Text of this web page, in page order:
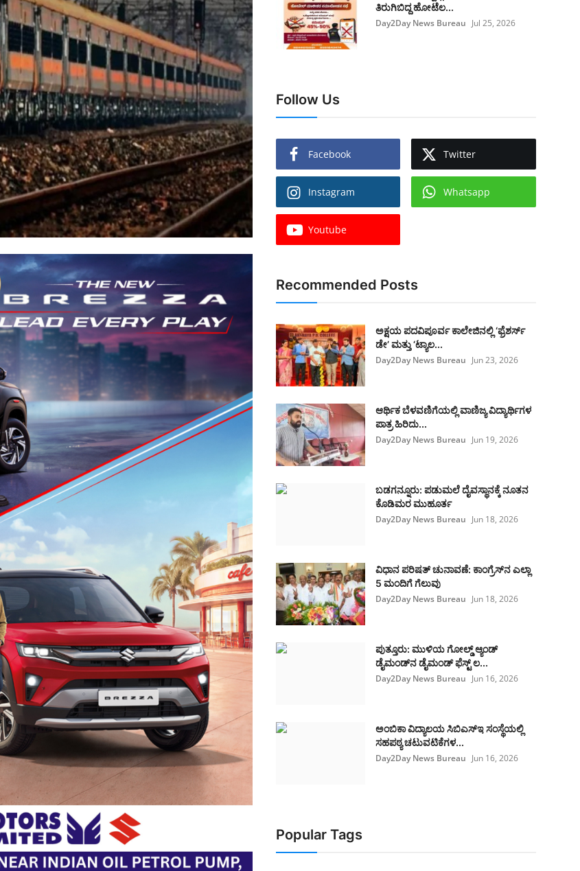
ತಿರುಗಿಬಿದ್ದ ಹೋಟೆಲ...
Day2Day News Bureau Jul 25, 2026
Follow Us
Facebook Twitter
Instagram Whatsapp
Youtube
Recommended Posts
ಅಕ್ಷಯ ಪದವಿಪೂರ್ವ ಕಾಲೇಜಿನಲ್ಲಿ ‘ಫ್ರೆಶರ್ಸ್
ಡೇ’ ಮತ್ತು ‘ಟ್ಯಾಲ...
Day2Day News Bureau Jun 23, 2026
​ಆರ್ಥಿಕ ಬೆಳವಣಿಗೆಯಲ್ಲಿ ವಾಣಿಜ್ಯ ವಿದ್ಯಾರ್ಥಿಗಳ
ಪಾತ್ರ ಹಿರಿದು...
Day2Day News Bureau Jun 19, 2026
ಬಡಗನ್ನೂರು: ಪಡುಮಲೆ ದೈವಸ್ಥಾನಕ್ಕೆ ನೂತನ
ಕೊಡಿಮರ ಮುಹೂರ್ತ
Day2Day News Bureau Jun 18, 2026
ವಿಧಾನ ಪರಿಷತ್ ಚುನಾವಣೆ: ಕಾಂಗ್ರೆಸ್‌ನ ಎಲ್ಲಾ
5 ಮಂದಿಗೆ ಗೆಲುವು
Day2Day News Bureau Jun 18, 2026
ಪುತ್ತೂರು: ಮುಳಿಯ ಗೋಲ್ಡ್ ಆ್ಯಂಡ್
ಡೈಮಂಡ್‌ನ ಡೈಮಂಡ್ ಫೆಸ್ಟ್‌ ಲ...
Day2Day News Bureau Jun 16, 2026
ಅಂಬಿಕಾ ವಿದ್ಯಾಲಯ ಸಿಬಿಎಸ್‌ಇ ಸಂಸ್ಥೆಯಲ್ಲಿ
ಸಹಪಠ್ಯ ಚಟುವಟಿಕೆಗಳ...
Day2Day News Bureau Jun 16, 2026
Popular Tags